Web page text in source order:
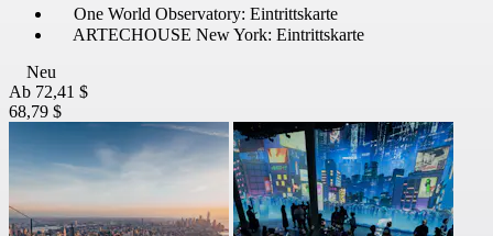
One World Observatory: Eintrittskarte
ARTECHOUSE New York: Eintrittskarte
Neu
Ab 72,41 $
68,79 $